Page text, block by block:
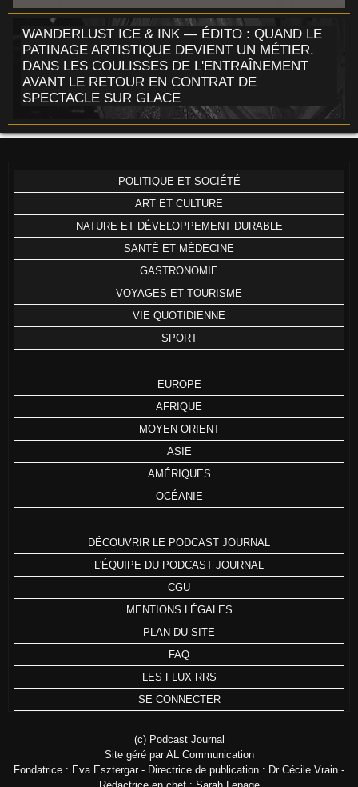
WANDERLUST ICE & INK — ÉDITO : QUAND LE
PATINAGE ARTISTIQUE DEVIENT UN MÉTIER.
DANS LES COULISSES DE L'ENTRAÎNEMENT
AVANT LE RETOUR EN CONTRAT DE
SPECTACLE SUR GLACE
POLITIQUE ET SOCIÉTÉ
ART ET CULTURE
NATURE ET DÉVELOPPEMENT DURABLE
SANTÉ ET MÉDECINE
GASTRONOMIE
VOYAGES ET TOURISME
VIE QUOTIDIENNE
SPORT
EUROPE
AFRIQUE
MOYEN ORIENT
ASIE
AMÉRIQUES
OCÉANIE
DÉCOUVRIR LE PODCAST JOURNAL
L'ÉQUIPE DU PODCAST JOURNAL
CGU
MENTIONS LÉGALES
PLAN DU SITE
FAQ
LES FLUX RRS
SE CONNECTER
(c) Podcast Journal
Site géré par AL Communication
Fondatrice : Eva Esztergar - Directrice de publication : Dr Cécile Vrain -